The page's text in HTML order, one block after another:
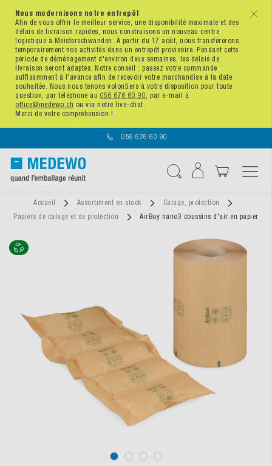
x
Nous modernisons notre entrepôt
Afin de vous offrir le meilleur service, une disponibilité maximale et des
délais de livraison rapides, nous construisons un nouveau centre
logistique à Meisterschwanden. À partir du 17 août, nous transférerons
temporairement nos activités dans un entrepôt provisoire. Pendant cette
période de déménagement d'environ deux semaines, les délais de
livraison seront adaptés. Notre conseil : passez votre commande
suffisamment à l'avance afin de recevoir votre marchandise à la date
souhaitée. Nous nous tenons volontiers à votre disposition pour toute
question, par téléphone au 056 676 60 90, par e-mail à
office@medewo.ch ou via notre live-chat.
Merci de votre compréhension !
056 676 60 90
Accueil Assortiment en stock
Calage, protection
Papiers de calage et de protection
AirBoy nano3 coussins d'air en papier